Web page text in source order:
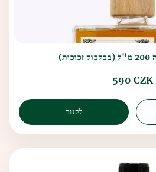
590 CZK
לקנות